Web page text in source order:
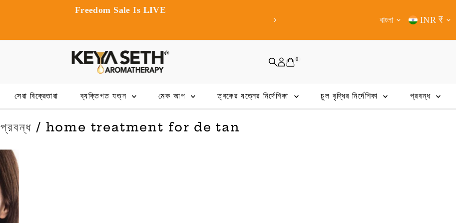
Exclusive app-only offers and rewards Language
বাংলা INR ₹
0
সেরা বিক্রেতারা ব্যক্তিগত যত্ন মেক আপ ত্বকের যত্নের নির্দেশিকা চুল বৃদ্ধির নির্দেশিকা প্রবন্ধ
প্রবন্ধ / home treatment for de tan